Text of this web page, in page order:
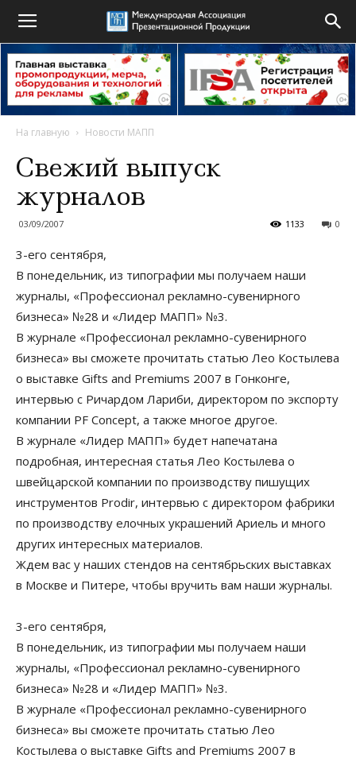
На главную Новости МАПП
Свежий выпуск
журналов
03/09/2007 0
1133
3-его сентября,
В понедельник, из типографии мы получаем наши
журналы, «Профессионал рекламно-сувенирного
бизнеса» №28 и «Лидер МАПП» №3.
В журнале «Профессионал рекламно-сувенирного
бизнеса» вы сможете прочитать статью Лео Костылева
о выставке Gifts and Premiums 2007 в Гонконге,
интервью с Ричардом Лариби, директором по экспорту
компании PF Concept, а также многое другое.
В журнале «Лидер МАПП» будет напечатана
подробная, интересная статья Лео Костылева о
швейцарской компании по производству пишущих
инструментов Prodir, интервью с директором фабрики
по производству елочных украшений Ариель и много
других интересных материалов.
Ждем вас у наших стендов на сентябрьских выставках
в Москве и Питере, чтобы вручить вам наши журналы.
3-его сентября,
В понедельник, из типографии мы получаем наши
журналы, «Профессионал рекламно-сувенирного
бизнеса» №28 и «Лидер МАПП» №3.
В журнале «Профессионал рекламно-сувенирного
бизнеса» вы сможете прочитать статью Лео
Костылева о выставке Gifts and Premiums 2007 в